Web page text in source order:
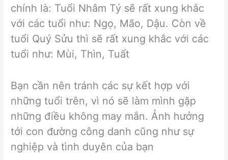
chính là: Tuổi Nhâm Tý sẽ rất xung khắc
với các tuổi như: Ngọ, Mão, Dậu. Còn về
tuổi Quý Sửu thì sẽ rất xung khắc với các
tuổi như: Mùi, Thìn, Tuất
Bạn cần nên tránh các sự kết hợp với
những tuổi trên, vì nó sẽ làm mình gặp
những điều không may mắn. Ảnh hưởng
tới con đường công danh cũng như sự
nghiệp và tình duyên của bạn